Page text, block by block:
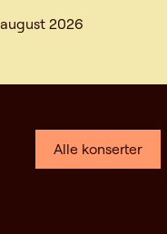
2026
Alle konserter